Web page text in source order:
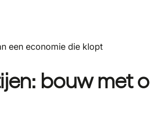
een economie die klopt
bouw met